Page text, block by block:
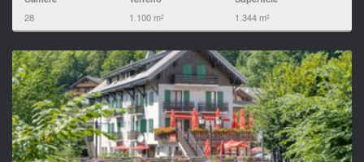
28 1.100 m² 1.344 m²